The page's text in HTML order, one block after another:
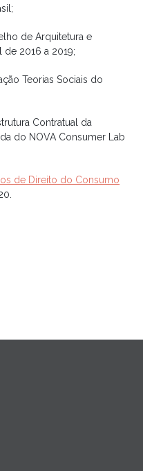
de Arquitetura e
2016 a 2019;
Teorias Sociais do
Contratual da
do NOVA Consumer Lab
de Direito do Consumo